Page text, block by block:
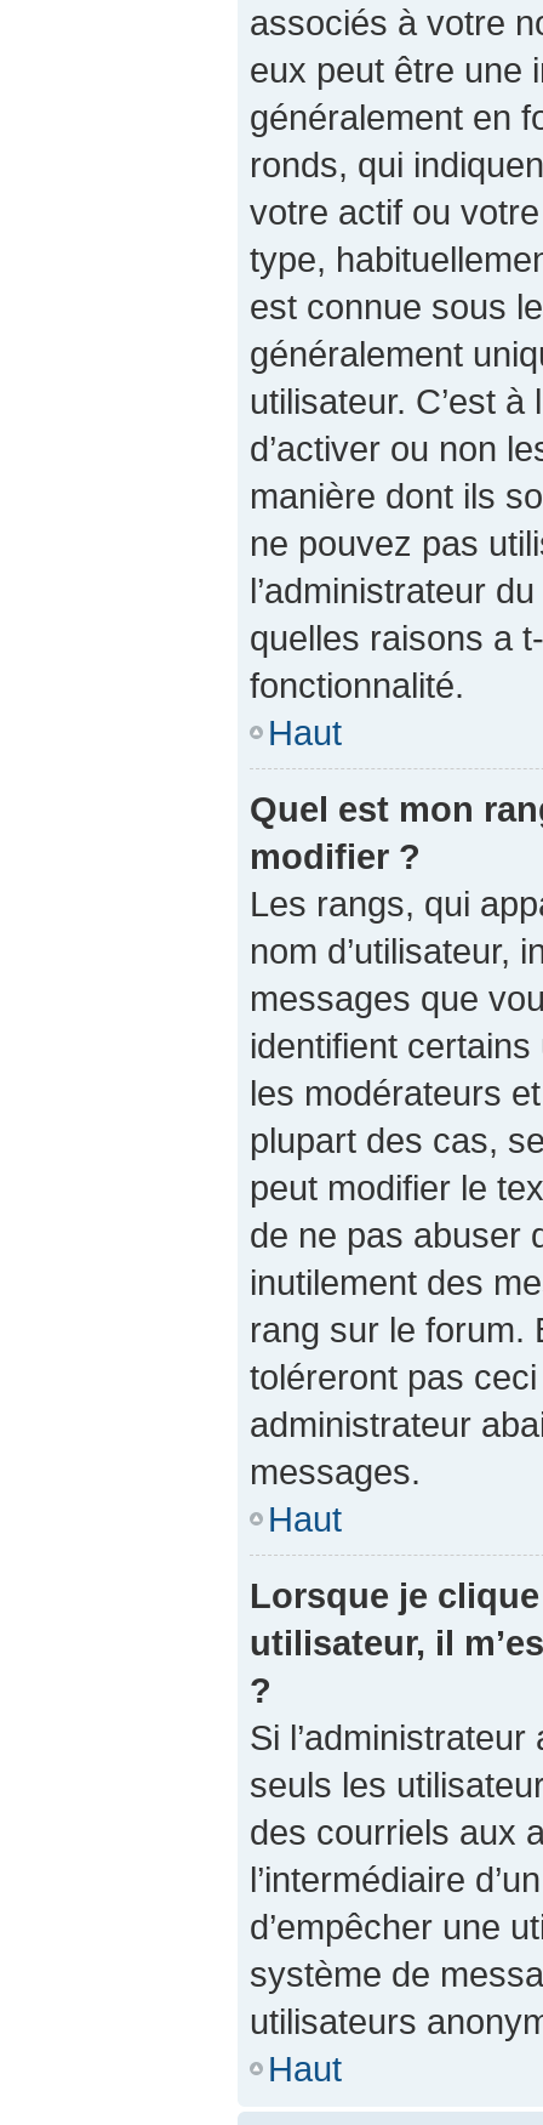
associés à votre
eux peut être une
généralement en
ronds, qui
votre actif ou
type,
est connue sous
généralement
utilisateur. C’est
d’activer ou non
manière dont ils
ne pouvez pas
l’administrateur
quelles raisons a
fonctionnalité.
Haut
Quel est mon
modifier ?
Les rangs, qui
nom d’utilisateur,
messages que
identifient
les modérateurs
plupart des cas,
peut modifier le
de ne pas abuser
inutilement des
rang sur le forum.
toléreront pas
administrateur
messages.
Haut
Lorsque je
utilisateur, il
?
Si
seuls les
des courriels aux
l’intermédiaire
d’empêcher une
système de
utilisateurs
Haut